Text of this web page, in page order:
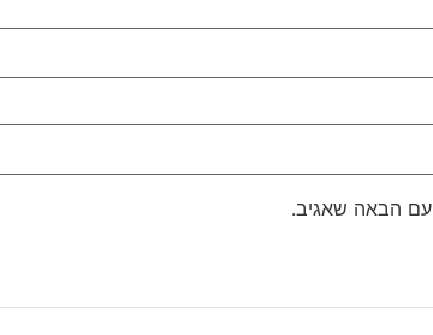
הבאה שאגיב.